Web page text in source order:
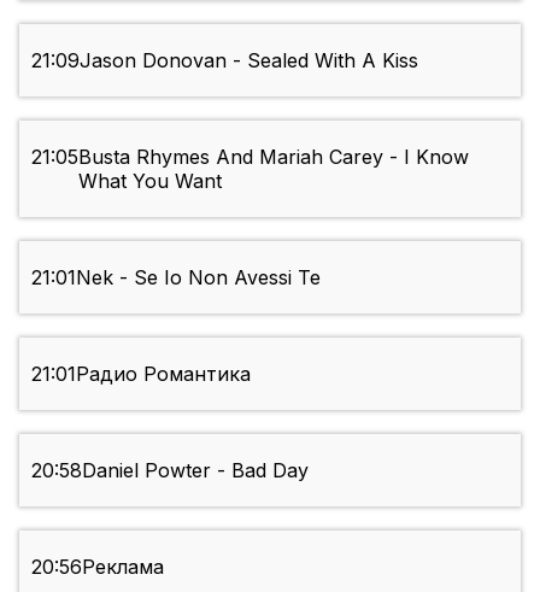
21:09Jason Donovan - Sealed With A Kiss
21:05Busta Rhymes And Mariah Carey - I Know
What You Want
21:01Nek - Se Io Non Avessi Te
21:01Радио Романтика
20:58Daniel Powter - Bad Day
20:56Реклама